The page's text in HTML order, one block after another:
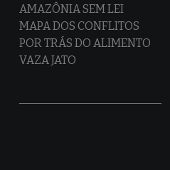
AMAZÔNIA SEM LEI
MAPA DOS CONFLITOS
POR TRÁS DO ALIMENTO
VAZA JATO